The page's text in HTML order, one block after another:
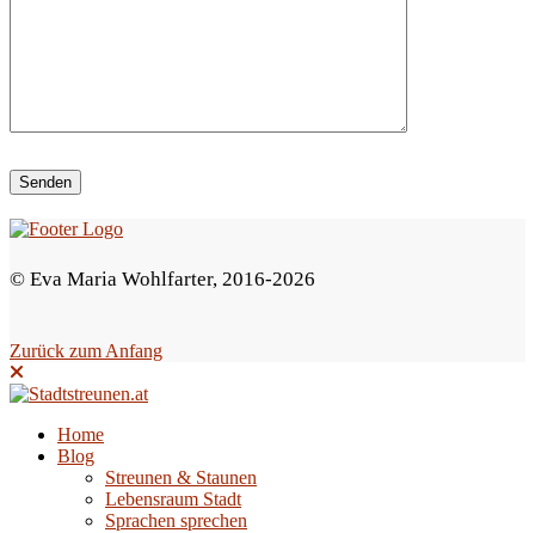
e
s
e
l
l
e
© Eva Maria Wohlfarter, 2016-2026
Zurück zum Anfang
Home
Blog
Streunen & Staunen
Lebensraum Stadt
Sprachen sprechen